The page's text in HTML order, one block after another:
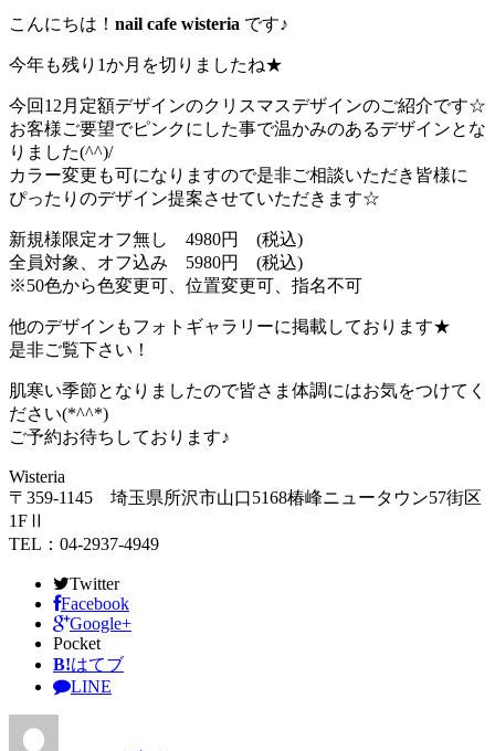
こんにちは！ nail cafe wisteria です♪
今年も残り1か月を切りましたね★
今回12月定額デザインのクリスマスデザインのご紹介です☆
お客様ご要望でピンクにした事で温かみのあるデザインとな
りました(^^)/
カラー変更も可になりますので是非ご相談いただき皆様に
ぴったりのデザイン提案させていただきます☆
新規様限定オフ無し 4980円 (税込)
全員対象、オフ込み 5980円 (税込)
※50色から色変更可、位置変更可、指名不可
他のデザインもフォトギャラリーに掲載しております★
是非ご覧下さい！
肌寒い季節となりましたので皆さま体調にはお気をつけてく
ださい(*^^*)
ご予約お待ちしております♪
Wisteria
〒359-1145 埼玉県所沢市山口5168椿峰ニュータウン57街区
1FⅡ
TEL：04-2937-4949
Twitter
Facebook
Google+
Pocket
B!はてブ
LINE